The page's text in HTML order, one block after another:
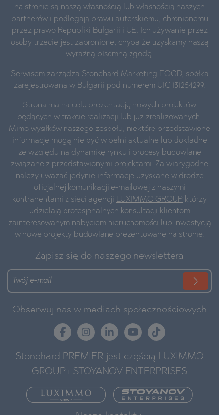
na stronie są naszą własnością lub własnością naszych
partnerów i podlegają prawu autorskiemu, chronionemu
przez prawo Republiki Bułgarii i UE. Ich używanie przez
osoby trzecie jest zabronione, chyba że uzyskamy naszą
wyraźną pisemną zgodę.
Serwisem zarządza Stonehard Marketing EOOD, spółka
zarejestrowana w Bułgarii pod numerem UIC 131254299.
Strona ma na celu prezentację nowych projektów
będących w trakcie realizacji lub już zrealizowanych.
Mimo wysiłków naszego zespołu, niektóre przedstawione
informacje mogą nie być w pełni aktualne lub dokładne
ze względu na dynamikę rynku i procesy budowlane
związane z przedstawionymi projektami. Za wiarygodne
należy uważać jedynie informacje uzyskane w drodze
oficjalnej komunikacji e-mailowej z naszymi
kontrahentami z sieci agencji LUXIMMO GROUP którzy
udzielają profesjonalnych konsultacji klientom
zainteresowanym nabyciem nieruchomości lub inwestycją
w nowe projekty budowlane prezentowane na stronie.
Zapisz się do naszego newslettera
Obserwuj nas w mediach społecznościowych
Stonehard PREMIER jest częścią LUXIMMO
GROUP i STOYANOV ENTERPRISES